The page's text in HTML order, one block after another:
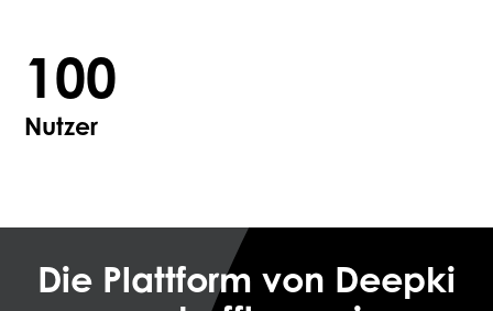
100
Nutzer
Die Plattform von Deepki